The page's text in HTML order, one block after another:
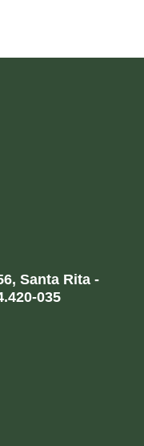
Santa Rita -
035